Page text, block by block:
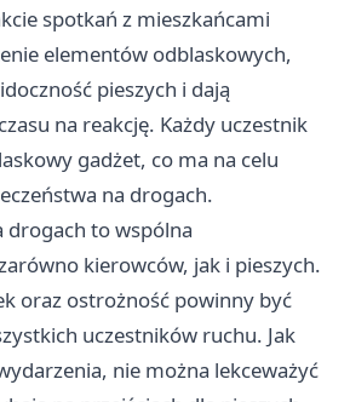
spotkań z mieszkańcami
elementów odblaskowych,
pieszych i dają
na reakcję. Każdy uczestnik
gadżet, co ma na celu
na drogach.
drogach to wspólna
kierowców, jak i pieszych.
oraz ostrożność powinny być
uczestników ruchu. Jak
nie można lekceważyć